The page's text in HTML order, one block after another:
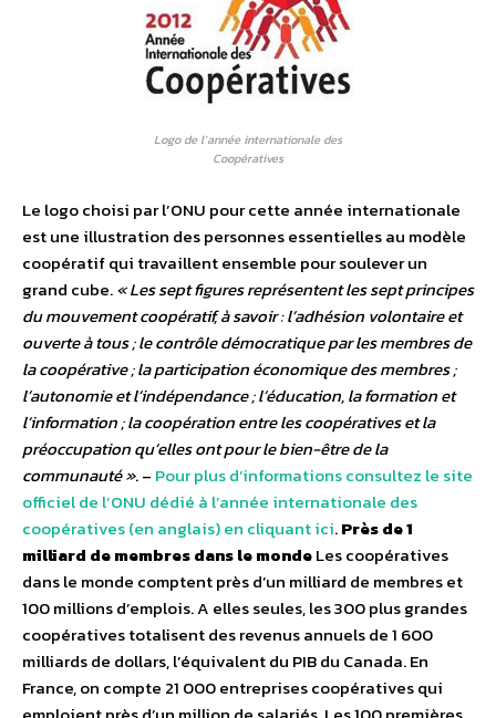
Logo de l’année internationale des
Coopératives
Le logo choisi par l’ONU pour cette année internationale
est une illustration des personnes essentielles au modèle
coopératif qui travaillent ensemble pour soulever un
grand cube.« Les sept figures représentent les sept principes
du mouvement coopératif, à savoir : l’adhésion volontaire et
ouverte à tous ; le contrôle démocratique par les membres de
la coopérative ; la participation économique des membres ;
l’autonomie et l’indépendance ; l’éducation, la formation et
l’information ; la coopération entre les coopératives et la
préoccupation qu’elles ont pour le bien-être de la
communauté ». – Pour plus d’informations consultez le site
officiel de l’ONU dédié à l’année internationale des
coopératives (en anglais) en cliquant ici.Près de 1
milliard de membres dans le mondeLes coopératives
dans le monde comptent près d’un milliard de membres et
100 millions d’emplois. A elles seules, les 300 plus grandes
coopératives totalisent des revenus annuels de 1 600
milliards de dollars, l’équivalent du PIB du Canada. En
France, on compte 21 000 entreprises coopératives qui